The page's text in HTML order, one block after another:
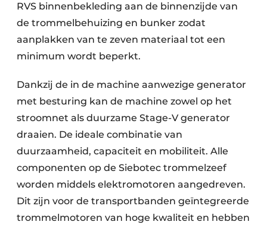
Kunststofafval
Medisch afval
Metaalrecyclage
Papierafval
Textielrecyclage
RVS binnenbekleding aan de binnenzijde van
de trommelbehuizing en bunker zodat
aanplakken van te zeven materiaal tot een
minimum wordt beperkt.
Dankzij de in de machine aanwezige generator
met besturing kan de machine zowel op het
stroomnet als duurzame Stage-V generator
draaien. De ideale combinatie van
duurzaamheid, capaciteit en mobiliteit. Alle
componenten op de Siebotec trommelzeef
worden middels elektromotoren aangedreven.
Dit zijn voor de transportbanden geïntegreerde
trommelmotoren van hoge kwaliteit en hebben